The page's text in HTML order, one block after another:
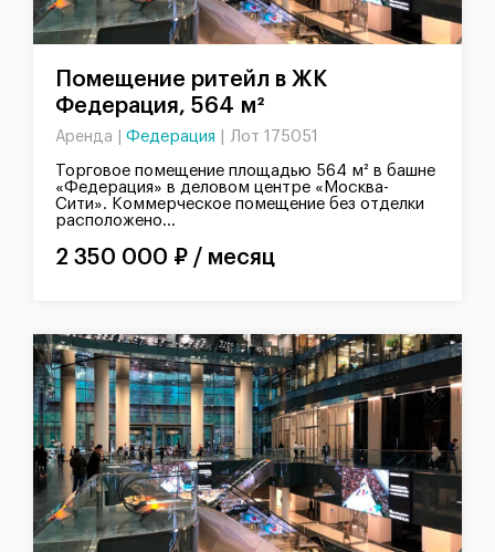
Федерация, 564 м²
Аренда | Федерация Лот 175051
Торговое помещение площадью 564 м² в башне
«Федерация» в деловом центре «Москва-
Сити». Коммерческое помещение без отделки
расположено...
2 350 000 ₽ / месяц